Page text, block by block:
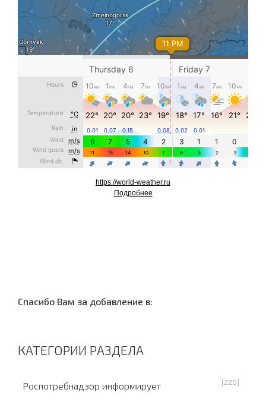
https://world-weather.ru
Подробнее
Cпасибо Вам за добавление в:
КАТЕГОРИИ РАЗДЕЛА
Роспотребнадзор информирует [220]